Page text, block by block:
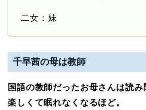
二女：妹
千早茜の母は教師
国語の教師だったお母さんは読み
楽しくて眠れなくなるほど。